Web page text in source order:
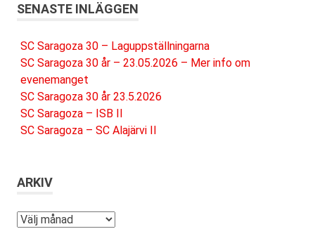
SENASTE INLÄGGEN
SC Saragoza 30 – Laguppställningarna
SC Saragoza 30 år – 23.05.2026 – Mer info om
evenemanget
SC Saragoza 30 år 23.5.2026
SC Saragoza – ISB II
SC Saragoza – SC Alajärvi II
ARKIV
Arkiv